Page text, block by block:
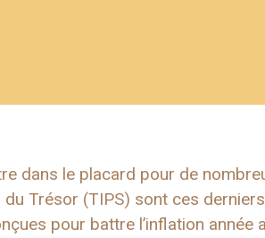
dans le placard pour de
du Trésor (TIPS) sont ces
pour battre l’inflation